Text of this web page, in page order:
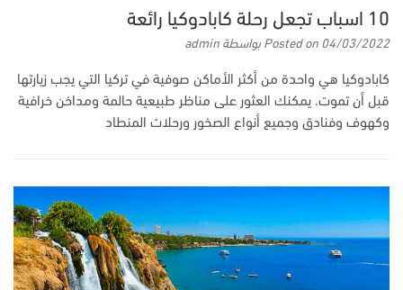
10 اسباب تجعل رحلة كابادوكيا رائعة
Posted on04/03/2022 بواسطةadmin
كابادوكيا هي واحدة من أكثر الأماكن صوفية في تركيا التي يجب زيارتها
قبل أن تموت. يمكنك العثور على مناظر طبيعية حالمة ومداخن خرافية
وكهوف وفنادق وجميع أنواع الصخور ورحلات المنطاد